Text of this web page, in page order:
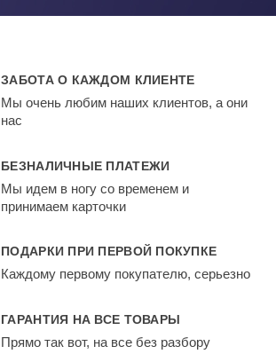
ЗАБОТА О КАЖДОМ КЛИЕНТЕ
Мы очень любим наших клиентов, а они
нас
БЕЗНАЛИЧНЫЕ ПЛАТЕЖИ
Мы идем в ногу со временем и
принимаем карточки
ПОДАРКИ ПРИ ПЕРВОЙ ПОКУПКЕ
Каждому первому покупателю, серьезно
ГАРАНТИЯ НА ВСЕ ТОВАРЫ
Прямо так вот, на все без разбору